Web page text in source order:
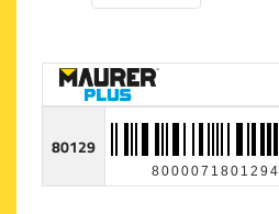
80129
8000071801294